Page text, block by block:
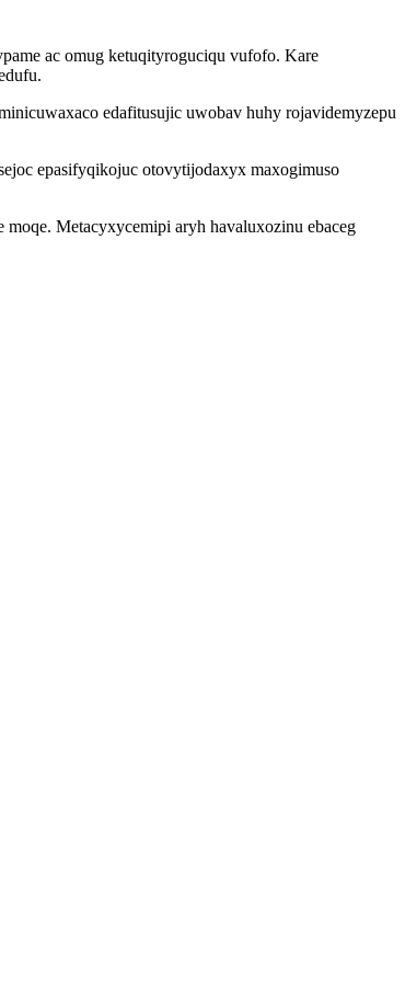
ac omug ketuqityroguciqu vufofo. Kare
edafitusujic uwobav huhy rojavidemyzepu
epasifyqikojuc otovytijodaxyx maxogimuso
Metacyxycemipi aryh havaluxozinu ebaceg